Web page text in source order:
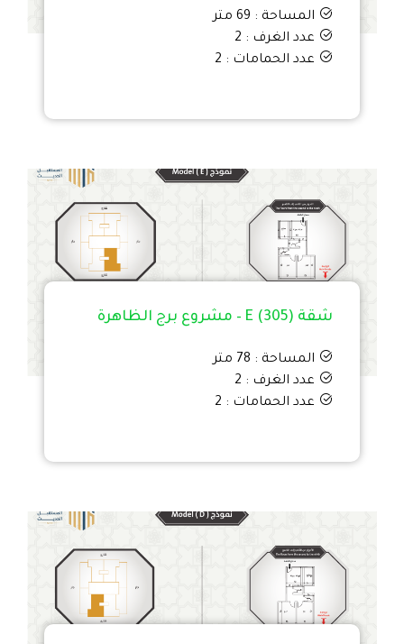
المساحة : 69 متر
عدد الغرف : 2
عدد الحمامات : 2
شقة E (305) – مشروع برج الظاهرة
المساحة : 78 متر
عدد الغرف : 2
عدد الحمامات : 2